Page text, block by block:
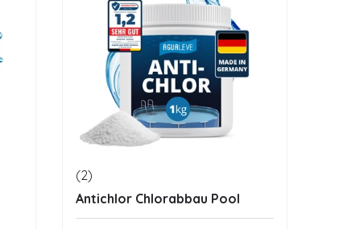
(2)
Antichlor Chlorabbau Pool